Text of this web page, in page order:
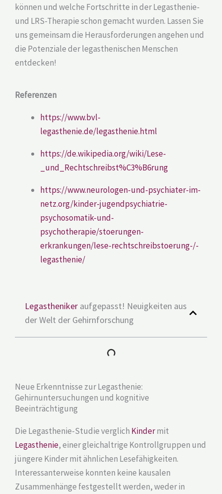
können und welche Fortschritte in der Legasthenie-
und LRS-Therapie schon gemacht wurden. Lassen Sie
uns gemeinsam die Herausforderungen angehen und
die Potenziale der legasthenischen Menschen
entdecken!
Referenzen
https://www.bvl-
legasthenie.de/legasthenie.html
https://de.wikipedia.org/wiki/Lese-
_und_Rechtschreibst%C3%B6rung
https://www.neurologen-und-psychiater-im-
netz.org/kinder-jugendpsychiatrie-
psychosomatik-und-
psychotherapie/stoerungen-
erkrankungen/lese-rechtschreibstoerung-/-
legasthenie/
Legastheniker aufgepasst! Neuigkeiten aus
der Welt der Gehirnforschung
Neue Erkenntnisse zur Legasthenie:
Gehirnuntersuchungen und kognitive
Beeinträchtigung
Die Legasthenie-Studie verglich Kindermit
Legasthenie, einer gleichaltrige Kontrollgruppen und
jüngere Kinder mit ähnlichen Lesefähigkeiten.
Interessanterweise konnten keine kausalen
Zusammenhänge festgestellt werden, weder in